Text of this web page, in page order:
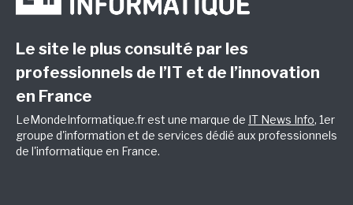
Le site le plus consulté par les
professionnels de l’IT et de l’innovation
en France
LeMondeInformatique.fr est une marque de IT News Info, 1er
groupe d'information et de services dédié aux professionnels
de l'informatique en France.